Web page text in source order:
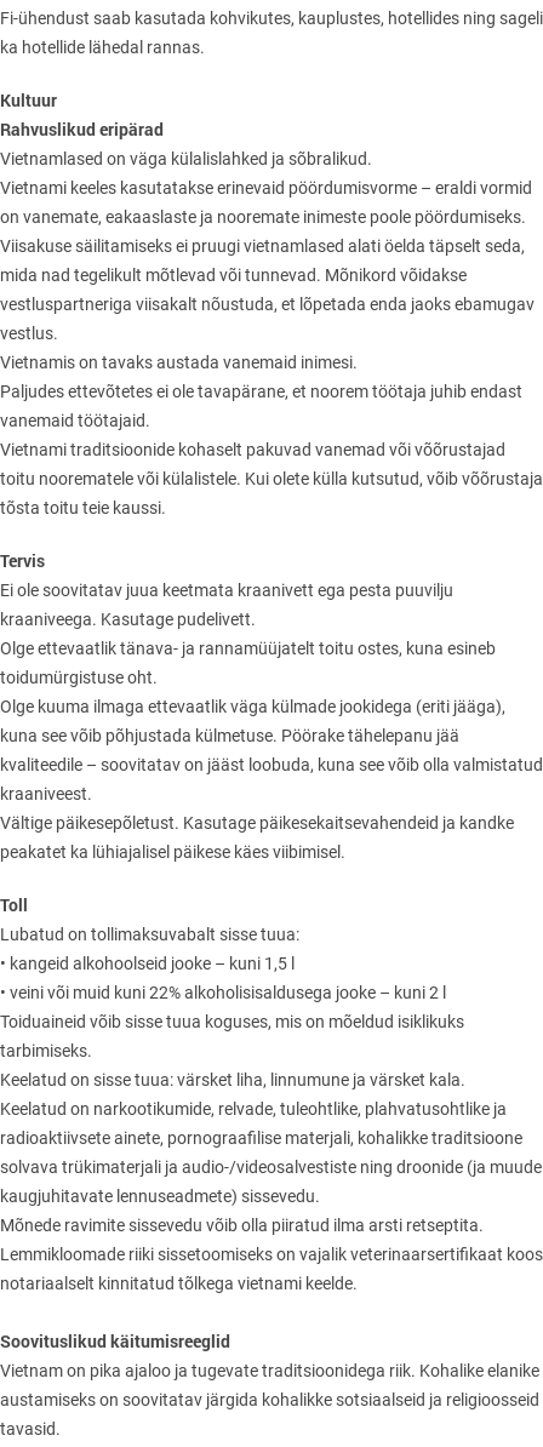
Fi-ühendust saab kasutada kohvikutes, kauplustes, hotellides ning sageli
ka hotellide lähedal rannas.
Kultuur
Rahvuslikud eripärad
Vietnamlased on väga külalislahked ja sõbralikud.
Vietnami keeles kasutatakse erinevaid pöördumisvorme – eraldi vormid
on vanemate, eakaaslaste ja nooremate inimeste poole pöördumiseks.
Viisakuse säilitamiseks ei pruugi vietnamlased alati öelda täpselt seda,
mida nad tegelikult mõtlevad või tunnevad. Mõnikord võidakse
vestluspartneriga viisakalt nõustuda, et lõpetada enda jaoks ebamugav
vestlus.
Vietnamis on tavaks austada vanemaid inimesi.
Paljudes ettevõtetes ei ole tavapärane, et noorem töötaja juhib endast
vanemaid töötajaid.
Vietnami traditsioonide kohaselt pakuvad vanemad või võõrustajad
toitu noorematele või külalistele. Kui olete külla kutsutud, võib võõrustaja
tõsta toitu teie kaussi.
Tervis
Ei ole soovitatav juua keetmata kraanivett ega pesta puuvilju
kraaniveega. Kasutage pudelivett.
Olge ettevaatlik tänava- ja rannamüüjatelt toitu ostes, kuna esineb
toidumürgistuse oht.
Olge kuuma ilmaga ettevaatlik väga külmade jookidega (eriti jääga),
kuna see võib põhjustada külmetuse. Pöörake tähelepanu jää
kvaliteedile – soovitatav on jääst loobuda, kuna see võib olla valmistatud
kraaniveest.
Vältige päikesepõletust. Kasutage päikesekaitsevahendeid ja kandke
peakatet ka lühiajalisel päikese käes viibimisel.
Toll
Lubatud on tollimaksuvabalt sisse tuua:
• kangeid alkohoolseid jooke – kuni 1,5 l
• veini või muid kuni 22% alkoholisisaldusega jooke – kuni 2 l
Toiduaineid võib sisse tuua koguses, mis on mõeldud isiklikuks
tarbimiseks.
Keelatud on sisse tuua: värsket liha, linnumune ja värsket kala.
Keelatud on narkootikumide, relvade, tuleohtlike, plahvatusohtlike ja
radioaktiivsete ainete, pornograafilise materjali, kohalikke traditsioone
solvava trükimaterjali ja audio-/videosalvestiste ning droonide (ja muude
kaugjuhitavate lennuseadmete) sissevedu.
Mõnede ravimite sissevedu võib olla piiratud ilma arsti retseptita.
Lemmikloomade riiki sissetoomiseks on vajalik veterinaarsertifikaat koos
notariaalselt kinnitatud tõlkega vietnami keelde.
Soovituslikud käitumisreeglid
Vietnam on pika ajaloo ja tugevate traditsioonidega riik. Kohalike elanike
austamiseks on soovitatav järgida kohalikke sotsiaalseid ja religioosseid
tavasid.